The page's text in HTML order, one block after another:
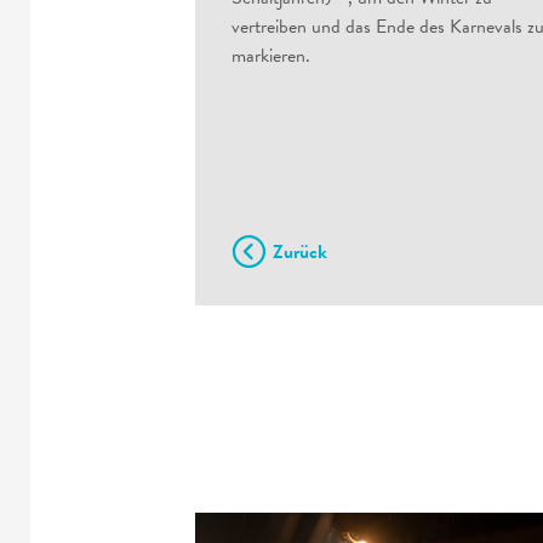
vertreiben und das Ende des Karnevals
markieren.
Zurück